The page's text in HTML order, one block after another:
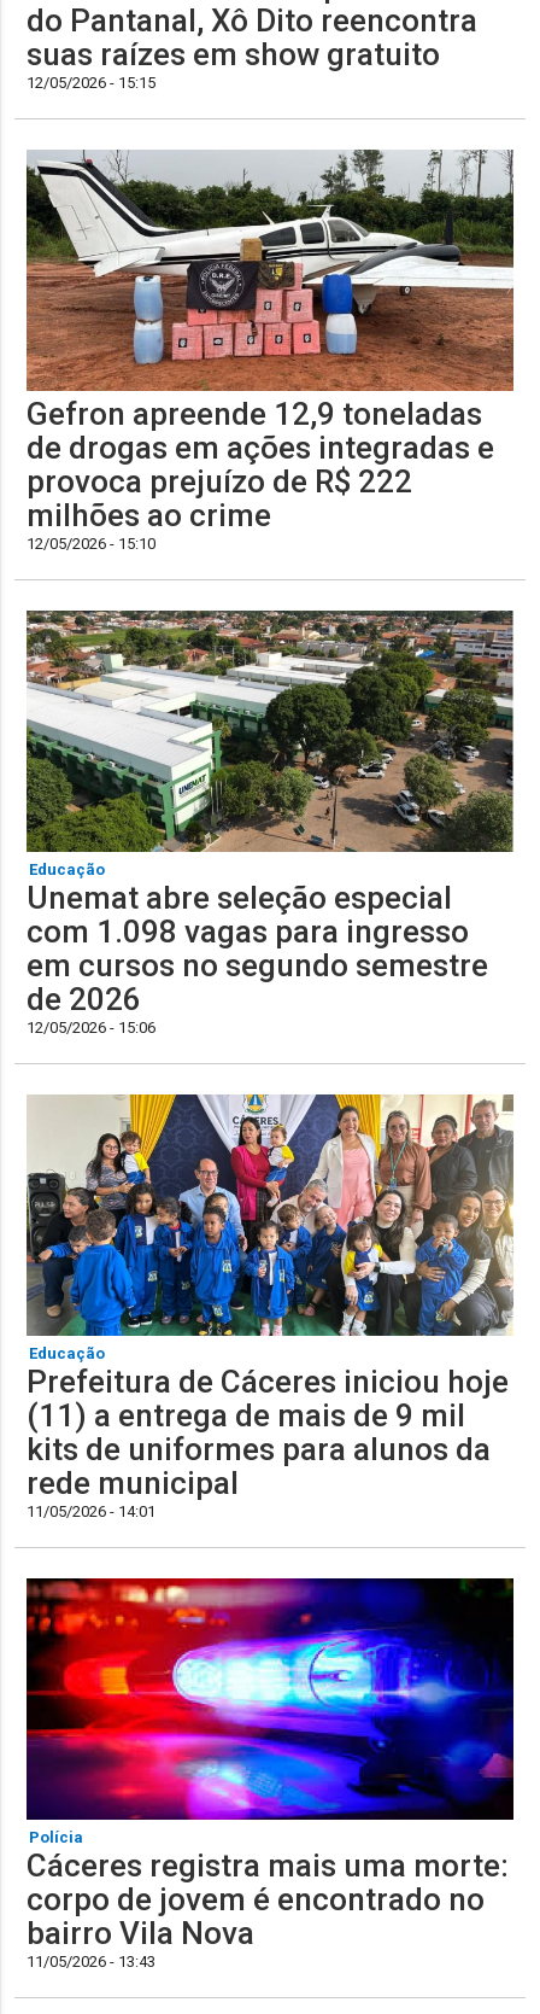
do Pantanal, Xô Dito reencontra
suas raízes em show gratuito
12/05/2026 - 15:15
Gefron apreende 12,9 toneladas
de drogas em ações integradas e
provoca prejuízo de R$ 222
milhões ao crime
12/05/2026 - 15:10
Educação
Unemat abre seleção especial
com 1.098 vagas para ingresso
em cursos no segundo semestre
de 2026
12/05/2026 - 15:06
Educação
Prefeitura de Cáceres iniciou hoje
(11) a entrega de mais de 9 mil
kits de uniformes para alunos da
rede municipal
11/05/2026 - 14:01
Polícia
Cáceres registra mais uma morte:
corpo de jovem é encontrado no
bairro Vila Nova
11/05/2026 - 13:43